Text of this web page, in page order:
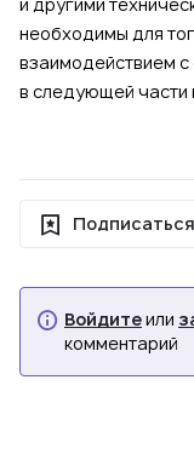
необходимы для
взаимодействием с
в следующей части
Войдитеили
комментарий